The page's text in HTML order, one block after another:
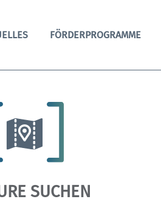
FÖRDERPROGRAMME
SUCHEN